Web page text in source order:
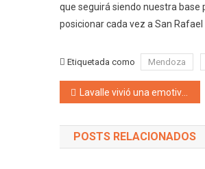
que seguirá siendo nuestra base
posicionar cada vez a San
Etiquetada como Mendoza
Navegación de
Lavalle vivió una emotiva ceremonia para celebrar el despertar de la Pachamama
POSTS RELACIONADOS